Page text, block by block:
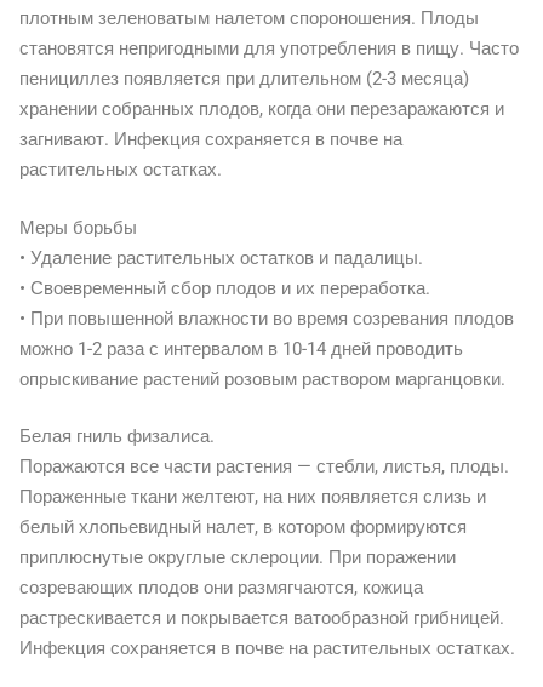
плотным зеленоватым налетом спороношения. Плоды
становятся непригодными для употребления в пищу. Часто
пенициллез появляется при длительном (2-3 месяца)
хранении собранных плодов, когда они перезаражаются и
загнивают. Инфекция сохраняется в почве на
растительных остатках.
Меры борьбы
• Удаление растительных остатков и падалицы.
• Своевременный сбор плодов и их переработка.
• При повышенной влажности во время созревания плодов
можно 1-2 раза с интервалом в 10-14 дней проводить
опрыскивание растений розовым раствором марганцовки.
Белая гниль физалиса.
Поражаются все части растения — стебли, листья, плоды.
Пораженные ткани желтеют, на них появляется слизь и
белый хлопьевидный налет, в котором формируются
приплюснутые округлые склероции. При поражении
созревающих плодов они размягчаются, кожица
растрескивается и покрывается ватообразной грибницей.
Инфекция сохраняется в почве на растительных остатках.